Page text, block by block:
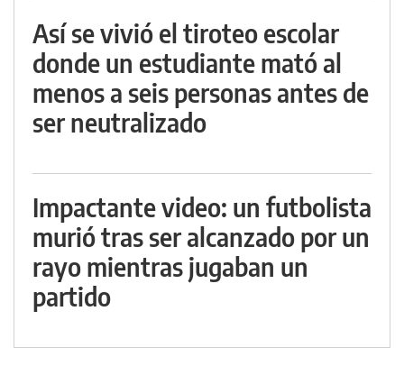
Así se vivió el tiroteo escolar
donde un estudiante mató al
menos a seis personas antes de
ser neutralizado
Impactante video: un futbolista
murió tras ser alcanzado por un
rayo mientras jugaban un
partido